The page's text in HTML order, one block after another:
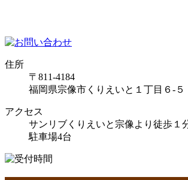
住所
〒811-4184
福岡県宗像市くりえいと１丁目６-５
アクセス
サンリブくりえいと宗像より徒歩１
駐車場4台